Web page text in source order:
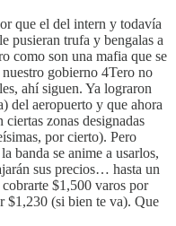
que el del intern y todavía
pusieran trufa y bengalas a
como son una mafia que se
gobierno 4Tero no
ahí siguen. Ya lograron
del aeropuerto y que ahora
ciertas zonas designadas
por cierto). Pero
banda se anime a usarlos,
sus precios… hasta un
$1,500 varos por
$1,230 (si bien te va). Que